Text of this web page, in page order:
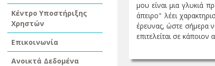
Κέντρο Υποστήριξης
Χρηστών
Επικοινωνία
Ανοικτά Δεδομένα
μου είναι μια γλυκιά
άπειρο" λέει
έρευνας, ώστε σήμερα
επιτελείται σε